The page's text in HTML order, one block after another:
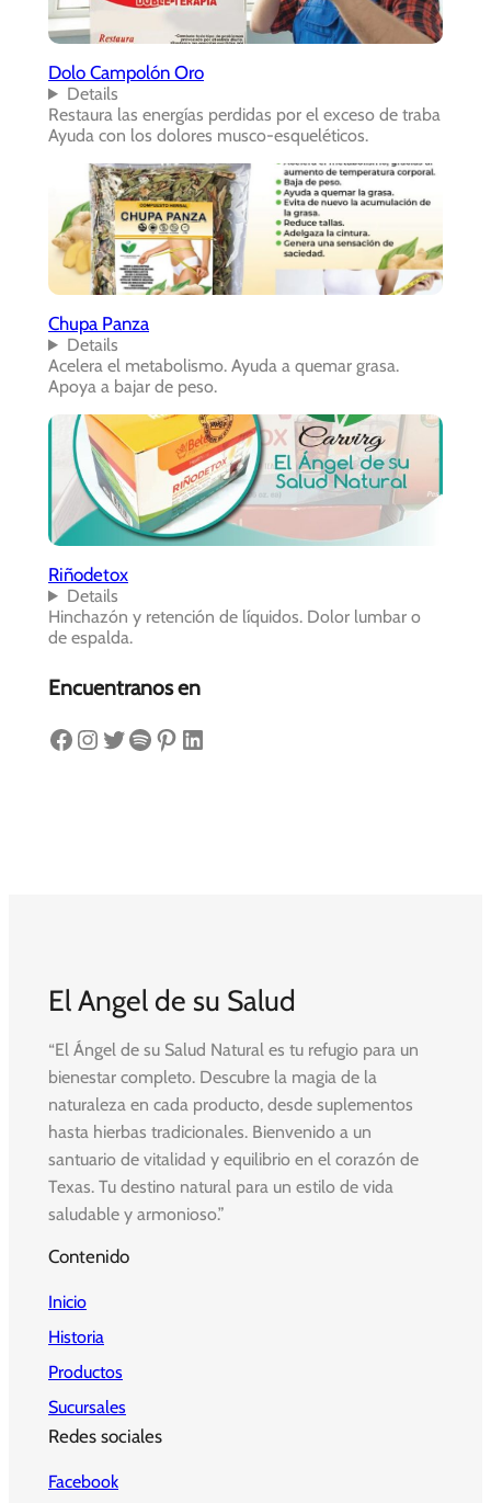
Dolo Campolón Oro
Details
Restaura las energías perdidas por el exceso de traba
Ayuda con los dolores musco-esqueléticos.
Chupa Panza
Details
Acelera el metabolismo. Ayuda a quemar grasa.
Apoya a bajar de peso.
Riñodetox
Details
Hinchazón y retención de líquidos. Dolor lumbar o
de espalda.
Encuentranos en
Facebook Instagram Twitter Spotify Pinterest LinkedIn
El Angel de su Salud
“El Ángel de su Salud Natural es tu refugio para un
bienestar completo. Descubre la magia de la
naturaleza en cada producto, desde suplementos
hasta hierbas tradicionales. Bienvenido a un
santuario de vitalidad y equilibrio en el corazón de
Texas. Tu destino natural para un estilo de vida
saludable y armonioso.”
Contenido
Inicio
Historia
Productos
Sucursales
Redes sociales
Facebook